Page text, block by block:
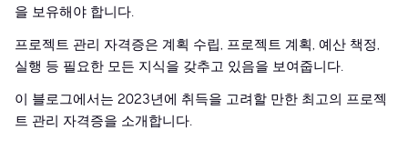
을 보유해야 합니다.
프로젝트 관리 자격증은 계획 수립, 프로젝트 계획, 예산 책정,
실행 등 필요한 모든 지식을 갖추고 있음을 보여줍니다.
이 블로그에서는 2023년에 취득을 고려할 만한 최고의 프로젝
트 관리 자격증을 소개합니다.